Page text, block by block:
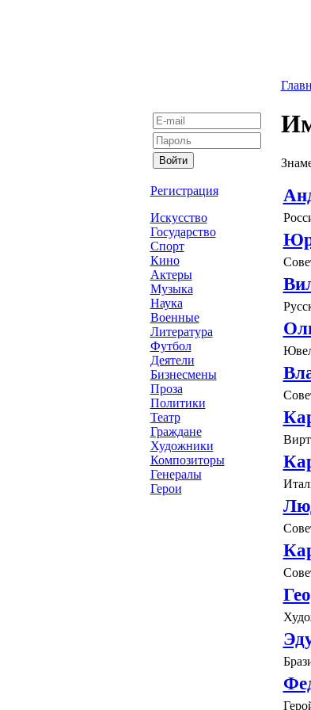
Регистрация
Искусство
Государство
Спорт
Кино
Актеры
Музыка
Наука
Военные
Литература
Футбол
Деятели
Бизнесмены
Проза
Политики
Театр
Граждане
Художники
Композиторы
Генералы
Герои